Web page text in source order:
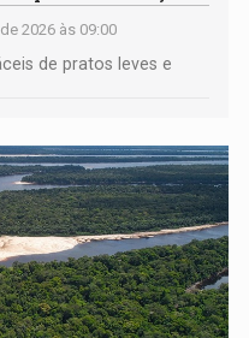
2026 às 09:00
de pratos leves e